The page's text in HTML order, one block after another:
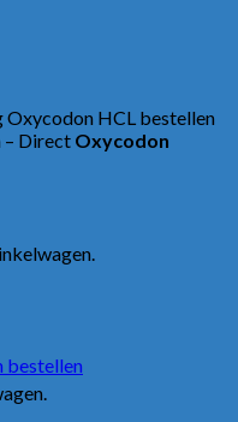
Oxycodon HCL bestellen
– Direct Oxycodon
bestellen